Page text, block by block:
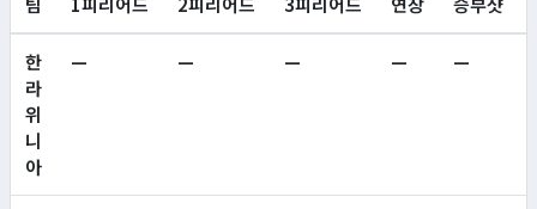
한
라
위
니
아
— — — — —